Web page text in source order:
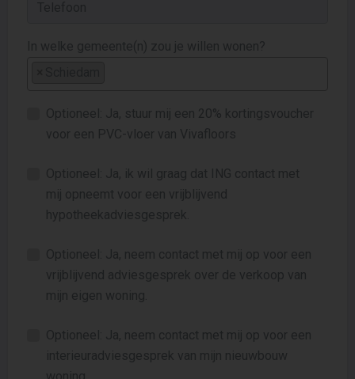
In welke gemeente(n) zou je willen wonen?
Optioneel: Ja, stuur mij een 20% kortingsvoucher
voor een PVC-vloer van Vivafloors
Optioneel: Ja, ik wil graag dat ING contact met
mij opneemt voor een vrijblijvend
hypotheekadviesgesprek.
Optioneel: Ja, neem contact met mij op voor een
vrijblijvend adviesgesprek over de verkoop van
mijn eigen woning.
Optioneel: Ja, neem contact met mij op voor een
interieuradviesgesprek van mijn nieuwbouw